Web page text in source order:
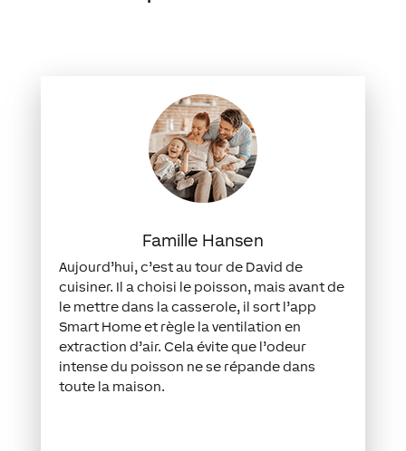
Famille Hansen
Aujourd’hui, c’est au tour de David de
cuisiner. Il a choisi le poisson, mais avant de
le mettre dans la casserole, il sort l’app
Smart Home et règle la ventilation en
extraction d’air. Cela évite que l’odeur
intense du poisson ne se répande dans
toute la maison.